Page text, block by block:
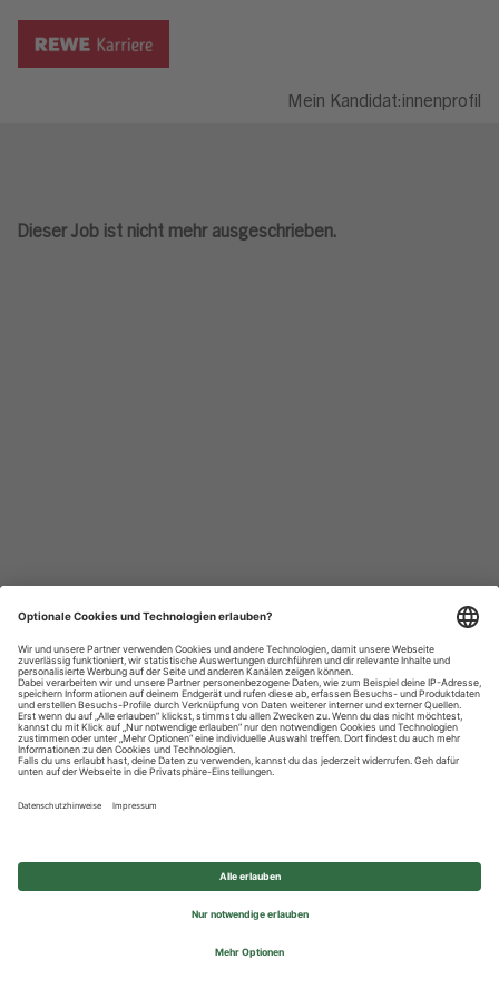
Mein Kandidat:innenprofil
Dieser Job ist nicht mehr ausgeschrieben.
Datenschutzhinweise
Impressum
Privatsphäre-Einstellungen
© 2026 REWE Group - All rights reserved